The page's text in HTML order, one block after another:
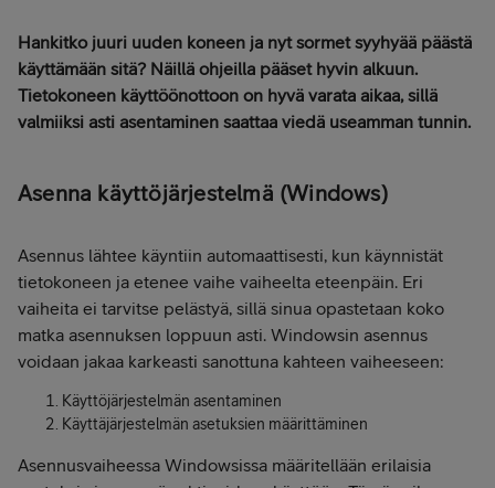
Hankitko juuri uuden koneen ja nyt sormet syyhyää päästä
käyttämään sitä? Näillä ohjeilla pääset hyvin alkuun.
Tietokoneen käyttöönottoon on hyvä varata aikaa, sillä
valmiiksi asti asentaminen saattaa viedä useamman tunnin.
Asenna käyttöjärjestelmä (Windows)
Asennus lähtee käyntiin automaattisesti, kun käynnistät
tietokoneen ja etenee vaihe vaiheelta eteenpäin. Eri
vaiheita ei tarvitse pelästyä, sillä sinua opastetaan koko
matka asennuksen loppuun asti. Windowsin asennus
voidaan jakaa karkeasti sanottuna kahteen vaiheeseen:
Käyttöjärjestelmän asentaminen
Käyttäjärjestelmän asetuksien määrittäminen
Asennusvaiheessa Windowsissa määritellään erilaisia